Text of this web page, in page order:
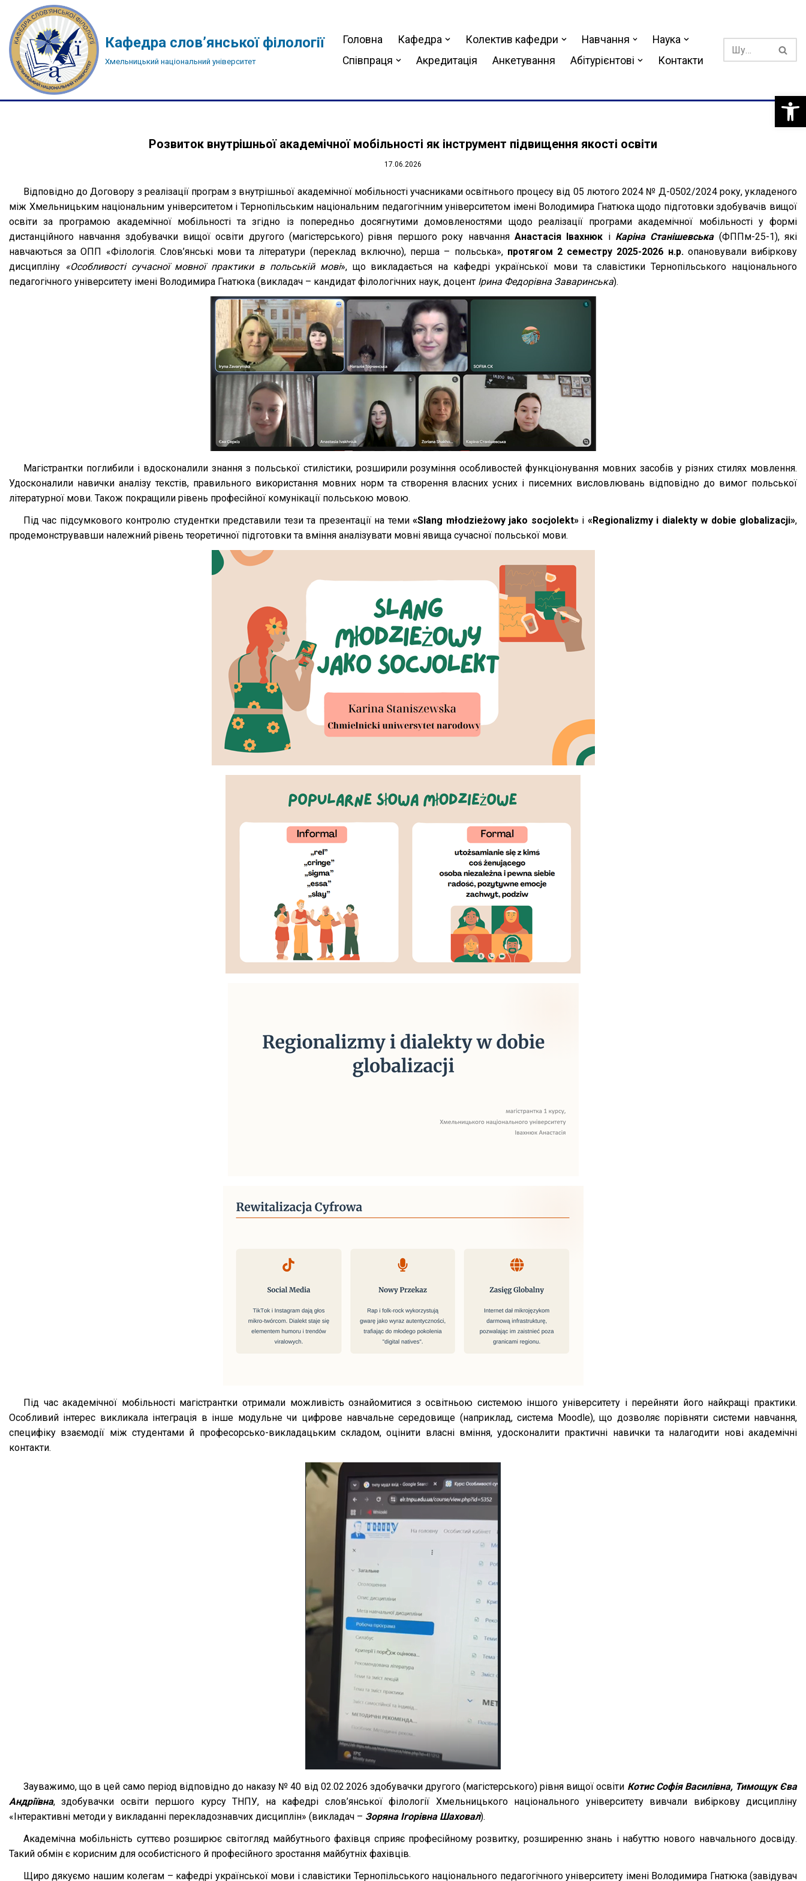
Перейти
до
вмісту
Кафедра слов’янської філології
Хмельницький національний університет
Головна Кафедра Колектив кафедри Навчання
Наука
Співпраця
Акредитація Анкетування Абітурієнтові Контакти
Розвиток внутрішньої академічної мобільності як інструмент підвищення якості освіти
17.06.2026
Відповідно до Договору з реалізації програм з внутрішньої академічної мобільності учасниками освітнього процесу від 05 лютого 2024 № Д-0502/2024 року, укладеного
між Хмельницьким національним університетом і Тернопільським національним педагогічним університетом імені Володимира Гнатюка щодо підготовки здобувачів вищої
освіти за програмою академічної мобільності та згідно із попередньо досягнутими домовленостями щодо реалізації програми академічної мобільності у формі
дистанційного навчання здобувачки вищої освіти другого (магістерського) рівня першого року навчання Анастасія Івахнюк і Каріна Станішевська(ФППм-25-1), які
навчаються за ОПП «Філологія. Слов’янські мови та літератури (переклад включно), перша – польська», протягом 2 семестру 2025-2026 н.р.опановували вибіркову
дисципліну «Особливості сучасної мовної практики в польській мові», що викладається на кафедрі української мови та славістики Тернопільського національного
педагогічного університету імені Володимира Гнатюка (викладач – кандидат філологічних наук, доцент Ірина Федорівна Заваринська).
Магістрантки поглибили і вдосконалили знання з польської стилістики, розширили розуміння особливостей функціонування мовних засобів у різних стилях мовлення.
Удосконалили навички аналізу текстів, правильного використання мовних норм та створення власних усних і писемних висловлювань відповідно до вимог польської
літературної мови. Також покращили рівень професійної комунікації польською мовою.
Під час підсумкового контролю студентки представили тези та презентації на теми«Slang młodzieżowy jako socjolekt»і «Regionalizmy i dialekty w dobie globalizacji»,
продемонструвавши належний рівень теоретичної підготовки та вміння аналізувати мовні явища сучасної польської мови.
Під час академічної мобільності магістрантки отримали можливість ознайомитися з освітньою системою іншого університету і перейняти його найкращі практики.
Особливий інтерес викликала інтеграція в інше модульне чи цифрове навчальне середовище (наприклад, система Moodle), що дозволяє порівняти системи навчання,
специфіку взаємодії між студентами й професорсько-викладацьким складом, оцінити власні вміння, удосконалити практичні навички та налагодити нові академічні
контакти.
Зауважимо, що в цей само період відповідно до наказу № 40 від 02.02.2026 здобувачки другого (магістерського) рівня вищої освіти Котис Софія Василівна, Тимощук Єва
Андріївна, здобувачки освіти першого курсу ТНПУ, на кафедрі слов’янської філології Хмельницького національного університету вивчали вибіркову дисципліну
«Інтерактивні методи у викладанні перекладознавчих дисциплін» (викладач – Зоряна Ігорівна Шаховал).
Академічна мобільність суттєво розширює світогляд майбутнього фахівця сприяє професійному розвитку, розширенню знань і набуттю нового навчального досвіду.
Такий обмін є корисним для особистісного й професійного зростання майбутніх фахівців.
Щиро дякуємо нашим колегам – кафедрі української мови і славістики Тернопільського національного педагогічного університету імені Володимира Гнатюка (завідувач